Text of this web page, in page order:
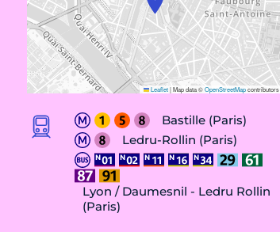
Leaflet|Map data ©OpenStreetMapcontributors
Bastille (Paris)
Ledru-Rollin (Paris)
Lyon / Daumesnil - Ledru Rollin
(Paris)